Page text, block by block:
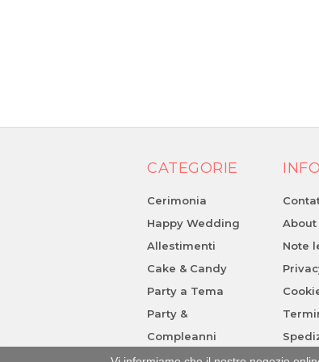
CATEGORIE
Cerimonia
Happy Wedding
Allestimenti
Cake & Candy
Party a Tema
Party &
Compleanni
About
Note